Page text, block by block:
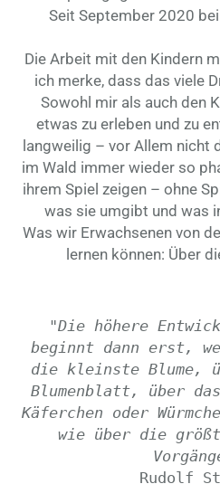
Seit September 2020
Die Arbeit mit den Kindern
ich merke, dass das viele
Sowohl mir als auch den
etwas zu erleben und zu
langweilig – vor Allem nicht
im Wald immer wieder so
ihrem Spiel zeigen – ohne
was sie umgibt und was
Was wir Erwachsenen von
lernen können: Über
"Die höhere
beginnt dann erst,
die kleinste Blume,
Blumenblatt, über
Käferchen oder
wie über die
Rudolf